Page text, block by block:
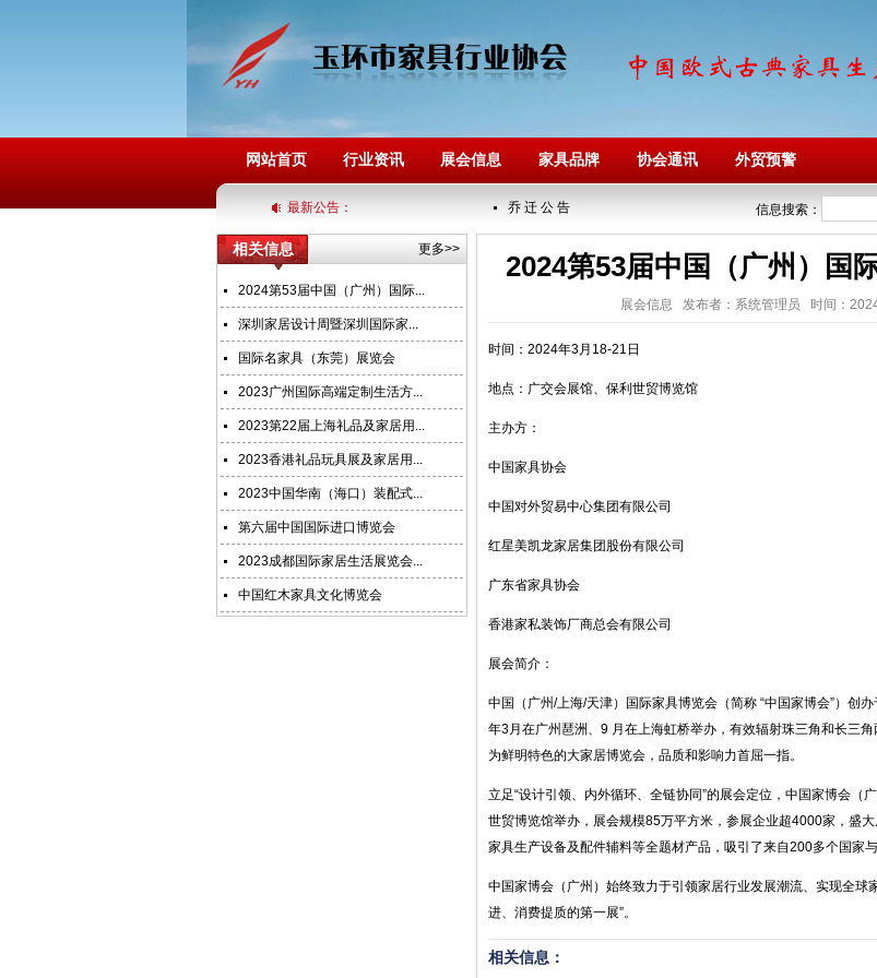
网站首页 行业资讯 展会信息 家具品牌 协会通讯 外贸预警
最新公告： 乔 迁 公 告 2023/9/19
信息搜索：
相关信息 更多>>
2024第53届中国（广州）国际...
深圳家居设计周暨深圳国际家...
国际名家具（东莞）展览会
2023广州国际高端定制生活方...
2023第22届上海礼品及家居用...
2023香港礼品玩具展及家居用...
2023中国华南（海口）装配式...
第六届中国国际进口博览会
2023成都国际家居生活展览会...
中国红木家具文化博览会
2024第53届中国（广州）国
展会信息 发布者：系统管理员 时间：
时间：2024年3月18-21日
地点：广交会展馆、保利世贸博览馆
主办方：
中国家具协会
中国对外贸易中心集团有限公司
红星美凯龙家居集团股份有限公司
广东省家具协会
香港家私装饰厂商总会有限公司
展会简介：
中国（广州/上海/天津）国际家具博览会（简称 “中国家博会”）创
年3月在广州琶洲、9 月在上海虹桥举办，有效辐射珠三角和长三
为鲜明特色的大家居博览会，品质和影响力首屈一指。
立足“设计引领、内外循环、全链协同”的展会定位，中国家博会
世贸博览馆举办，展会规模85万平方米，参展企业超4000家，盛
家具生产设备及配件辅料等全题材产品，吸引了来自200多个国家
中国家博会（广州）始终致力于引领家居行业发展潮流、实现全
进、消费提质的第一展”。
相关信息：